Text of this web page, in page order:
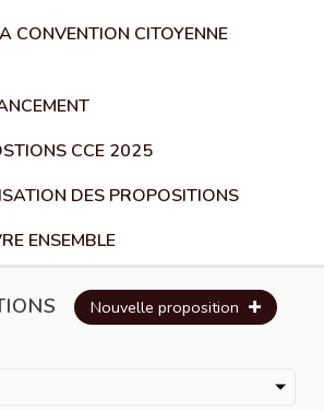
CONVENTION CITOYENNE
CCE 2025
DES PROPOSITIONS
ENSEMBLE
Nouvelle proposition